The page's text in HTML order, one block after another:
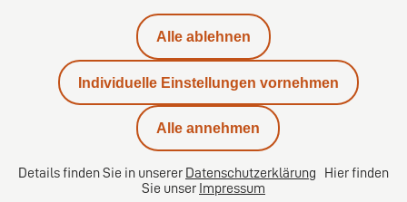
Datenschutz
Alle ablehnen
Individuelle Einstellungen vornehmen
Alle annehmen
Details finden Sie in unserer Datenschutzerklärung Hier finden
Sie unser Impressum